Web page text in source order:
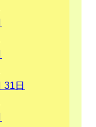
31 日